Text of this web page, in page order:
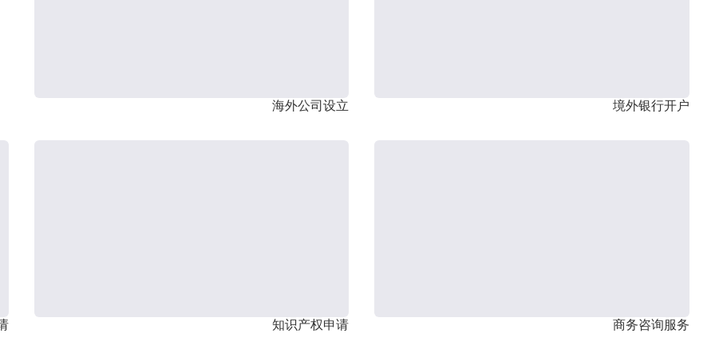
海外公司设立 境外银行开户
知识产权申请 商务咨询服务